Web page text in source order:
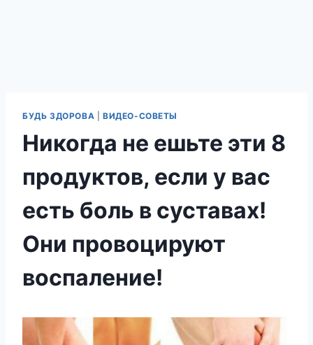
БУДЬ ЗДОРОВА ВИДЕО-СОВЕТЫ
Никогда не ешьте эти 8
продуктов, если у вас
есть боль в суставах!
Они провоцируют
воспаление!